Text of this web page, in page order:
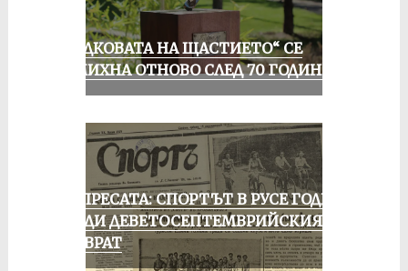
„ПОДКОВАТА НА ЩАСТИЕТО“ СЕ
УСМИХНА ОТНОВО СЛЕД 70 ГОДИНИ
ОТ ПРЕСАТА: СПОРТЪТ В РУСЕ ГОДИНА
ПРЕДИ ДЕВЕТОСЕПТЕМВРИЙСКИЯ
ПРЕВРАТ